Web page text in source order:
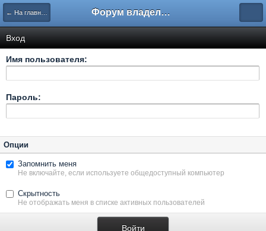
← На главную Форум владельцев интернет-магазинов
Вход
Имя пользователя:
Пароль:
Опции
Запомнить меня
Не включайте, если используете общедоступный компьютер
Скрытность
Не отображать меня в списке активных пользователей